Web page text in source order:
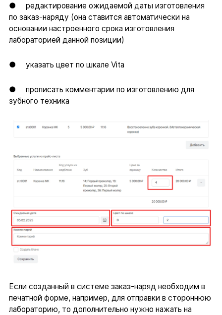
● редактирование ожидаемой даты изготовления
по заказ-наряду (она ставится автоматически на
основании настроенного срока изготовления
лабораторией данной позиции)
● указать цвет по шкале Vita
● прописать комментарии по изготовлению для
зубного техника
Если созданный в системе заказ-наряд необходим в
печатной форме, например, для отправки в стороннюю
лабораторию, то дополнительно нужно нажать на